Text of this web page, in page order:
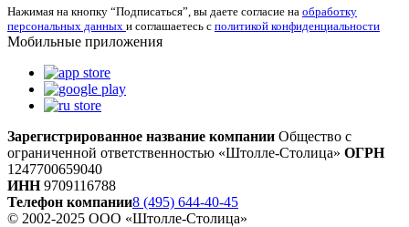
Нажимая на кнопку “Подписаться”, вы даете согласие на обработку
персональных данных и соглашаетесь с политикой конфиденциальности
Мобильные приложения
Зарегистрированное название компании Общество с
ограниченной ответственностью «Штолле-Столица» ОГРН
1247700659040
ИНН9709116788
Телефон компании8 (495) 644-40-45
© 2002-2025 ООО «Штолле-Столица»